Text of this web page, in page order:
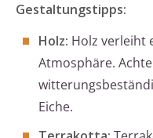
Gestaltungstipps:
Holz: Holz verleiht
Atmosphäre.
Eiche.